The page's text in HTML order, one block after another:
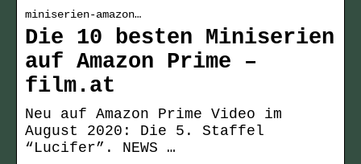
miniserien-amazon…
Die 10 besten Miniserien
auf Amazon Prime –
film.at
Neu auf Amazon Prime Video im
August 2020: Die 5. Staffel
“Lucifer”. NEWS …